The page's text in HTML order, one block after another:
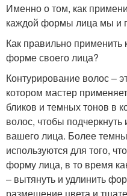
Именно о том, как
каждой формы лица мы и
Как правильно применить
форме своего лица?
Контурирование волос –
котором мастер
бликов и темных тонов в
волос, чтобы
вашего лица. Более
используются для того,
форму лица, в то время
– вытянуть и удлинить